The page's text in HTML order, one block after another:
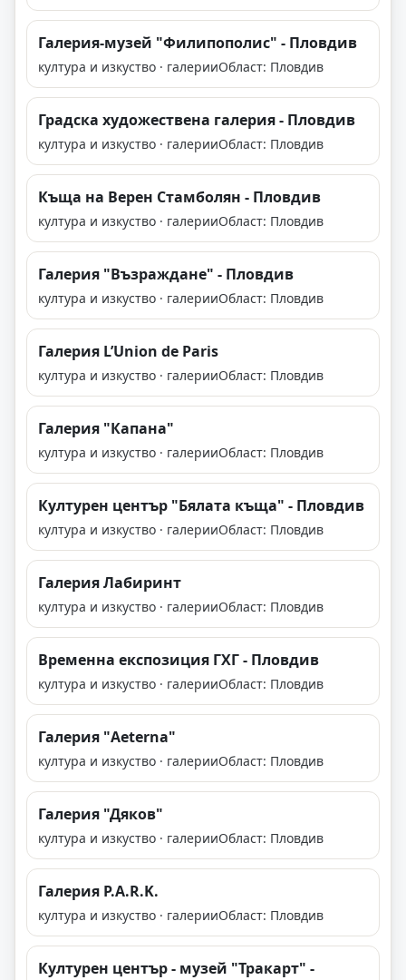
Галерия-музей "Филипополис" - Пловдив
култура и изкуство · галерииОбласт: Пловдив
Градска художествена галерия - Пловдив
култура и изкуство · галерииОбласт: Пловдив
Къща на Верен Стамболян - Пловдив
култура и изкуство · галерииОбласт: Пловдив
Галерия "Възраждане" - Пловдив
култура и изкуство · галерииОбласт: Пловдив
Галерия L’Union de Paris
култура и изкуство · галерииОбласт: Пловдив
Галерия "Капана"
култура и изкуство · галерииОбласт: Пловдив
Културен център "Бялата къща" - Пловдив
култура и изкуство · галерииОбласт: Пловдив
Галерия Лабиринт
култура и изкуство · галерииОбласт: Пловдив
Временна експозиция ГХГ - Пловдив
култура и изкуство · галерииОбласт: Пловдив
Галерия "Aeterna"
култура и изкуство · галерииОбласт: Пловдив
Галерия "Дяков"
култура и изкуство · галерииОбласт: Пловдив
Галерия P.A.R.K.
култура и изкуство · галерииОбласт: Пловдив
Културен център - музей "Тракарт" -